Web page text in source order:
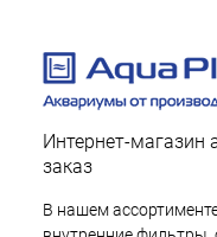
Интернет-магазин
заказ
В нашем